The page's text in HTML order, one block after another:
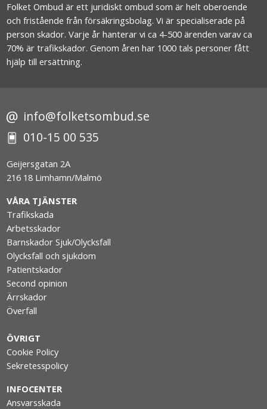
Folket Ombud är ett juridiskt ombud som är helt oberoende
och fristående från försäkringsbolag. Vi är specialiserade på
person skador. Varje år hanterar vi ca 4-500 ärenden varav ca
70% är trafikskador. Genom åren har 1000 tals personer fått
hjälp till ersättning.
info@folketsombud.se
010-15 00 535
Geijersgatan 2A
216 18 Limhamn/Malmö
VÅRA TJÄNSTER
Trafikskada
Arbetsskador
Barnskador Sjuk/Olycksfall
Olycksfall och sjukdom
Patientskador
Second opinion
Ärrskador
Överfall
ÖVRIGT
Cookie Policy
Sekretesspolicy
INFOCENTER
Ansvarsskada